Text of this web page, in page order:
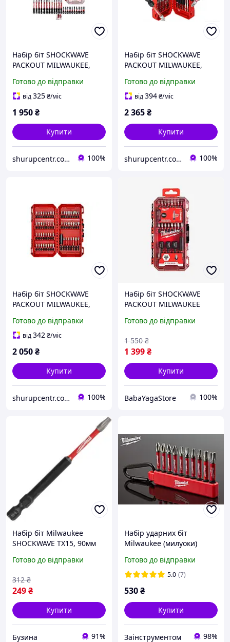
Набір біт SHOCKWAVE
PACKOUT MILWAUKEE,
Готово до відправки
від325₴/міс
1 950₴
Купити
shurupcentr.com.ua 100%
Набір біт SHOCKWAVE
PACKOUT MILWAUKEE,
Готово до відправки
від394₴/міс
2 365₴
Купити
shurupcentr.com.ua 100%
Набір біт SHOCKWAVE
PACKOUT MILWAUKEE,
Готово до відправки
від342₴/міс
2 050₴
Купити
shurupcentr.com.ua 100%
Набір біт SHOCKWAVE
PACKOUT MILWAUKEE
Готово до відправки
1 399₴
1 550 ₴
Купити
BabaYagaStore 100%
Набір біт Milwaukee
SHOCKWAVE TX15, 90мм
Готово до відправки
249₴
312 ₴
Купити
Бузина 91%
Набір ударних біт
Milwaukee (милуоки)
Готово до відправки
5.0 (7)
530₴
Купити
Заінструментом 98%